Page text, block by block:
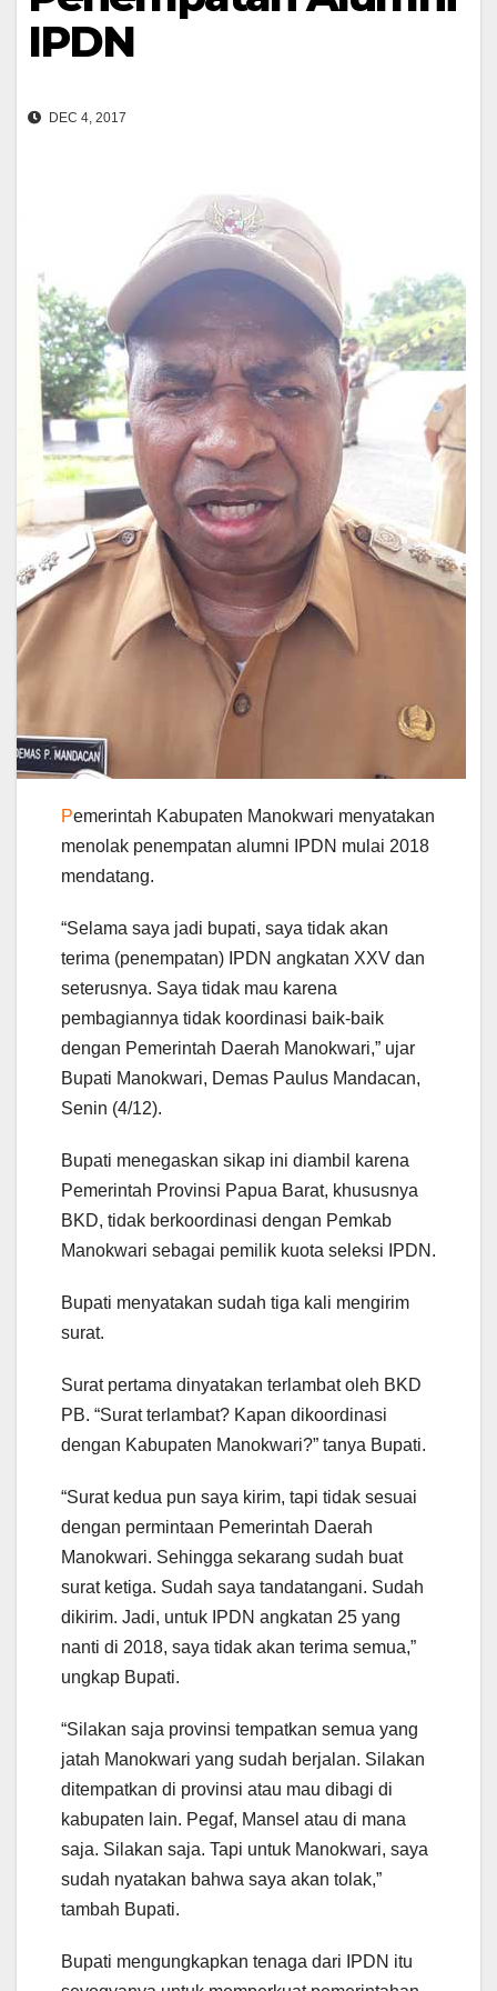
IPDN
DEC 4, 2017
Pemerintah Kabupaten Manokwari menyatakan
menolak penempatan alumni IPDN mulai 2018
mendatang.
“Selama saya jadi bupati, saya tidak akan
terima (penempatan) IPDN angkatan XXV dan
seterusnya. Saya tidak mau karena
pembagiannya tidak koordinasi baik-baik
dengan Pemerintah Daerah Manokwari,” ujar
Bupati Manokwari, Demas Paulus Mandacan,
Senin (4/12).
Bupati menegaskan sikap ini diambil karena
Pemerintah Provinsi Papua Barat, khususnya
BKD, tidak berkoordinasi dengan Pemkab
Manokwari sebagai pemilik kuota seleksi IPDN.
Bupati menyatakan sudah tiga kali mengirim
surat.
Surat pertama dinyatakan terlambat oleh BKD
PB. “Surat terlambat? Kapan dikoordinasi
dengan Kabupaten Manokwari?” tanya Bupati.
“Surat kedua pun saya kirim, tapi tidak sesuai
dengan permintaan Pemerintah Daerah
Manokwari. Sehingga sekarang sudah buat
surat ketiga. Sudah saya tandatangani. Sudah
dikirim. Jadi, untuk IPDN angkatan 25 yang
nanti di 2018, saya tidak akan terima semua,”
ungkap Bupati.
“Silakan saja provinsi tempatkan semua yang
jatah Manokwari yang sudah berjalan. Silakan
ditempatkan di provinsi atau mau dibagi di
kabupaten lain. Pegaf, Mansel atau di mana
saja. Silakan saja. Tapi untuk Manokwari, saya
sudah nyatakan bahwa saya akan tolak,”
tambah Bupati.
Bupati mengungkapkan tenaga dari IPDN itu